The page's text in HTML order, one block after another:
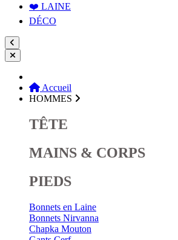
❤️ LAINE
DÉCO
Accueil
HOMMES
TÊTE
MAINS & CORPS
PIEDS
Bonnets en Laine
Bonnets Nirvanna
Chapka Mouton